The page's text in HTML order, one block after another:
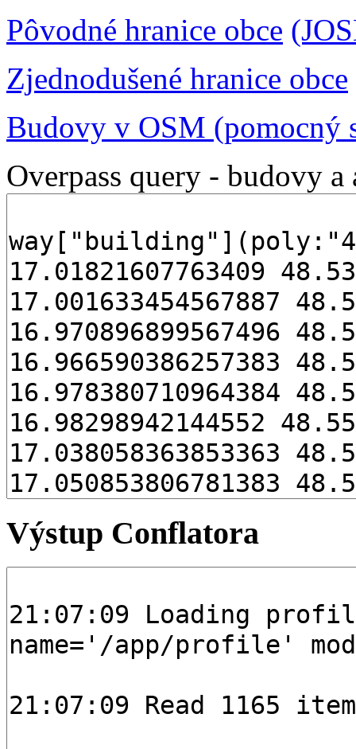
Pôvodné hranice obce
Zjednodušené hranice obce
Budovy v OSM (pomocný
Overpass query - budovy a
Výstup Conflatora